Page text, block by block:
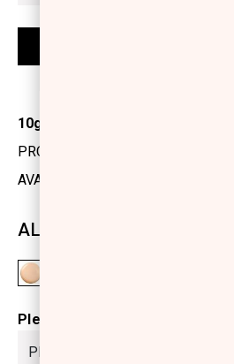
10gr
PRODUCT CODE: 1196000
AVAILABILITY: IN STOCK
ALL SHADES
Please select